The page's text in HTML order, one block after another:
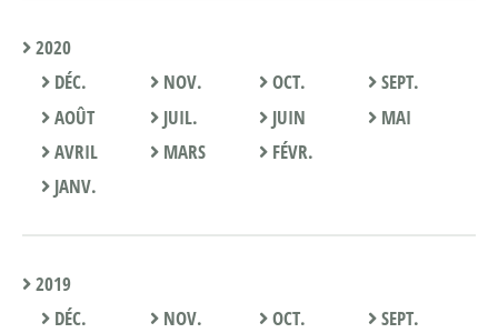
2020
DÉC.
NOV. OCT.
SEPT.
AOÛT
JUIL. JUIN
MAI
AVRIL
MARS
FÉVR.
JANV.
2019
DÉC.
NOV. OCT.
SEPT.